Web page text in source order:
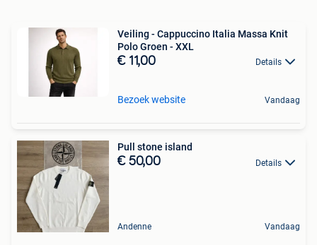
Veiling - Cappuccino Italia Massa Knit
Polo Groen - XXL
€ 11,00 Details
Bezoek website Vandaag
Pull stone island
€ 50,00 Details
Andenne Vandaag